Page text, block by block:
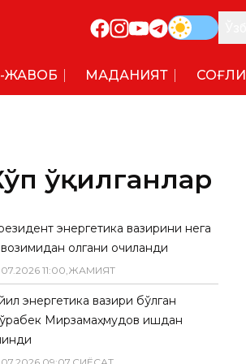
ЖАВОБ МАДАНИЯТ СОҒЛИҚ
ўқилганлар
энергетика вазирини нега
олгани очиқланди
07.2026 11:00,ЖАМИЯТ
энергетика вазири бўлган
Мирзамаҳмудов ишдан